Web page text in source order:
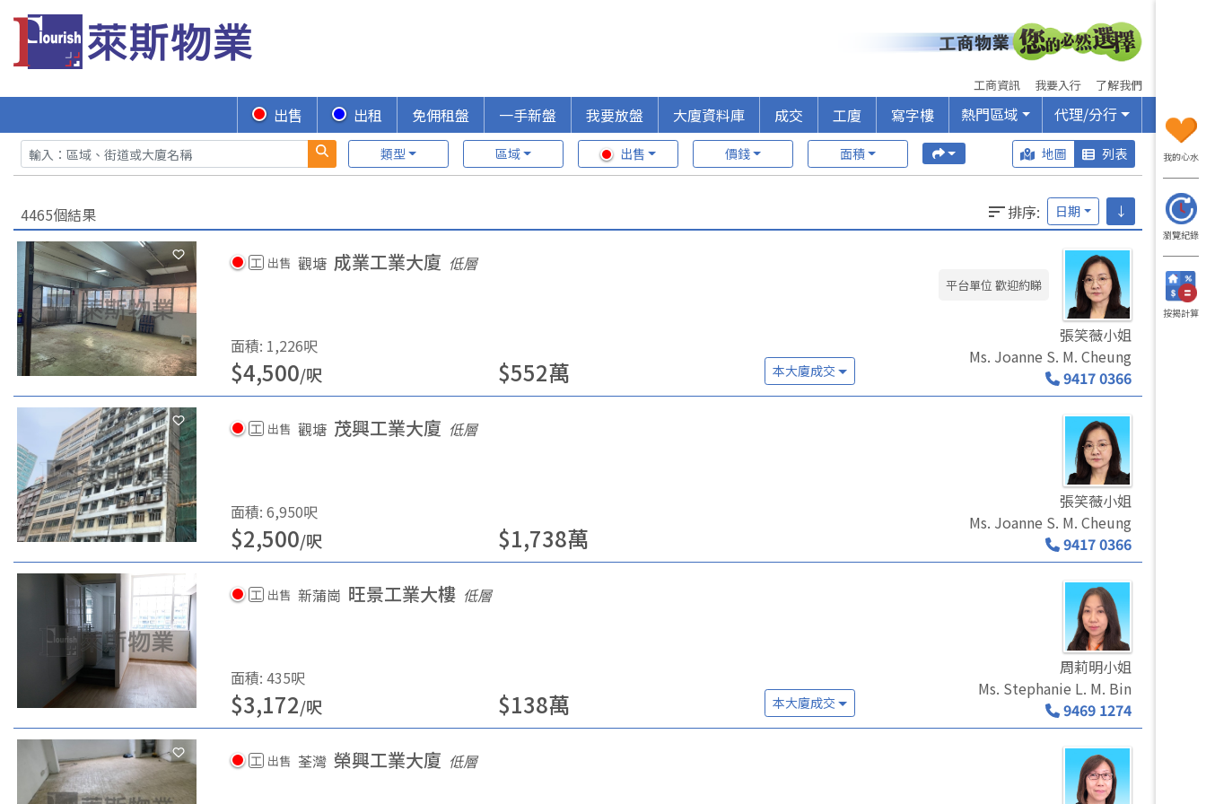
工商資訊 我要入行 了解我們
出售 出租 免佣租盤 一手新盤 我要放盤 大廈資料庫 成交 工廈 寫字樓 熱門區域 代理/分行
類型 區域 出售 價錢 面積 地圖 列表
4465個結果 排序: 日期 ↓
工 出售 觀塘 成業工業大廈 低層
面積: 1,226呎
$4,500/呎 $552萬 本大廈成交
平台單位 歡迎約睇
張笑薇小姐
Ms. Joanne S. M. Cheung
9417 0366
工 出售 觀塘 茂興工業大廈 低層
面積: 6,950呎
$2,500/呎 $1,738萬
張笑薇小姐
Ms. Joanne S. M. Cheung
9417 0366
工 出售 新蒲崗 旺景工業大樓 低層
面積: 435呎
$3,172/呎 $138萬 本大廈成交
周莉明小姐
Ms. Stephanie L. M. Bin
9469 1274
工 出售 荃灣 榮興工業大廈 低層
我的心水
瀏覽紀錄
按揭計算